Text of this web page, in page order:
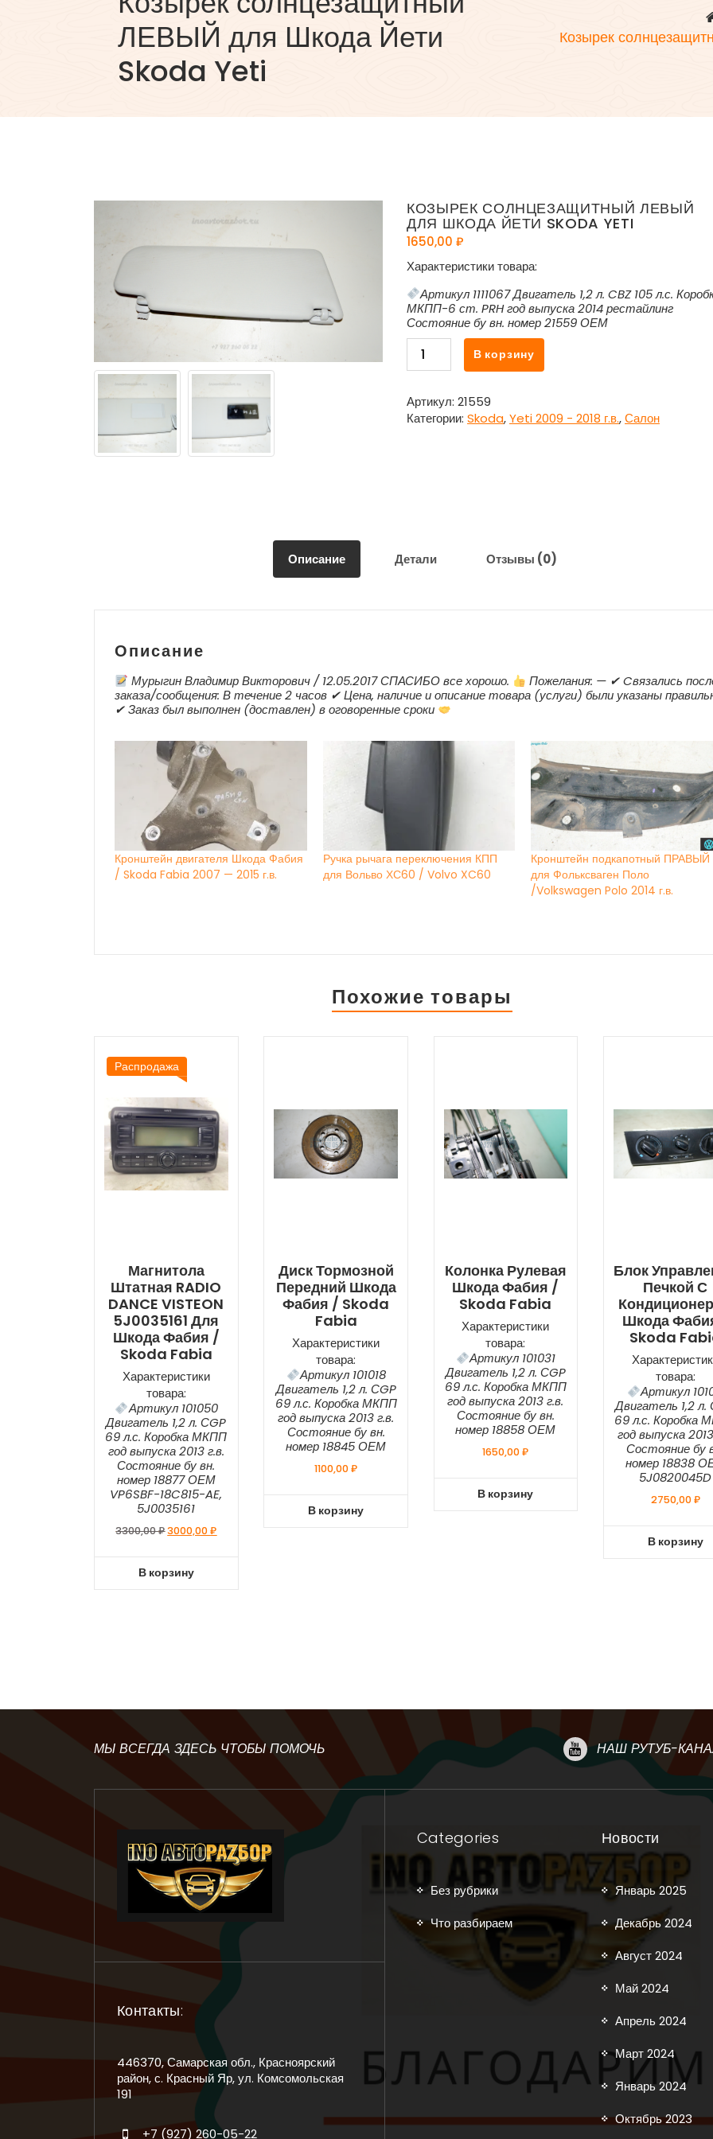
ЛЕВЫЙ для Шкода Йети
Skoda Yeti
Козырек
КОЗЫРЕК СОЛНЦЕЗАЩИТНЫЙ ЛЕВЫЙ
ДЛЯ ШКОДА ЙЕТИ SKODA YETI
1650,00 ₽
Характеристики товара:
Артикул 1111067 Двигатель 1,2 л. CBZ 105 л.с.
МКПП-6 ст. PRH год выпуска 2014 рестайлинг
Состояние бу вн. номер 21559 ОЕМ
Количество
товара
солнцезащитный
ЛЕВЫЙ
В корзину
Артикул: 21559
Категории: Skoda,Yeti 2009 - 2018 г.в.,Салон
Описание Детали Отзывы (0)
Описание
Мурыгин Владимир Викторович / 12.05.2017 СПАСИБО все хорошо.
Пожелания: — ✔ Cвязались
заказа/сообщения: В течение 2 часов ✔ Цена, наличие и описание товара (услуги) были указаны
✔ Заказ был выполнен (доставлен) в оговоренные сроки
Кронштейн двигателя Шкода Фабия
/ Skoda Fabia 2007 — 2015 г.в.
Ручка рычага переключения КПП
для Вольво ХС60 / Volvo XC60
Кронштейн подкапотный ПРАВЫЙ
для Фольксваген Поло
/Volkswagen Polo 2014 г.в.
Похожие товары
Распродажа
Магнитола
Штатная RADIO
DANCE VISTEON
5J0035161 Для
Шкода Фабия /
Skoda Fabia
Характеристики
товара:
Артикул 101050
Двигатель 1,2 л. СGP
69 л.с. Коробка МКПП
год выпуска 2013 г.в.
Состояние бу вн.
номер 18877 ОЕМ
VP6SBF-18C815-AE,
5J0035161
3300,00₽Первоначальная
3300,00 ₽.
3000,00₽Текущая
В корзину
Диск Тормозной
Передний Шкода
Фабия / Skoda
Fabia
Характеристики
товара:
Артикул 101018
Двигатель 1,2 л. СGP
69 л.с. Коробка МКПП
год выпуска 2013 г.в.
Состояние бу вн.
номер 18845 ОЕМ
1100,00₽
В корзину
Колонка Рулевая
Шкода Фабия /
Skoda Fabia
Характеристики
товара:
Артикул 101031
Двигатель 1,2 л. СGP
69 л.с. Коробка МКПП
год выпуска 2013 г.в.
Состояние бу вн.
номер 18858 ОЕМ
1650,00₽
В корзину
Блок
Печкой С
Шкода
Skoda
товара:
Артикул
Двигатель 1,2 л.
69 л.с. Коробка
год выпуска
Состояние бу
номер 18838
5J0820045D
2750,00₽
В корзину
МЫ ВСЕГДА ЗДЕСЬ ЧТОБЫ ПОМОЧЬ НАШ РУТУБ-
Контакты:
446370, Самарская обл., Красноярский
район, с. Красный Яр, ул. Комсомольская
191
+7 (927) 260-05-22
Categories
Без рубрики
Что разбираем
Новости
Январь 2025
Декабрь 2024
Август 2024
Май 2024
Апрель 2024
Март 2024
Январь 2024
Октябрь 2023